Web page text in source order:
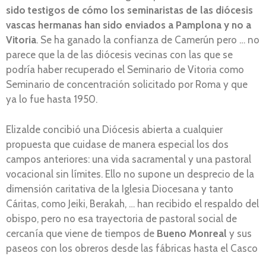
sido testigos de cómo los seminaristas de las diócesis
vascas hermanas han sido enviados a Pamplona y no a
Vitoria. Se ha ganado la confianza de Camerún pero … no
parece que la de las diócesis vecinas con las que se
podría haber recuperado el Seminario de Vitoria como
Seminario de concentración solicitado por Roma y que
ya lo fue hasta 1950.
Elizalde concibió una Diócesis abierta a cualquier
propuesta que cuidase de manera especial los dos
campos anteriores: una vida sacramental y una pastoral
vocacional sin límites. Ello no supone un desprecio de la
dimensión caritativa de la Iglesia Diocesana y tanto
Cáritas, como Jeiki, Berakah, … han recibido el respaldo del
obispo, pero no esa trayectoria de pastoral social de
cercanía que viene de tiempos de Bueno Monreal y sus
paseos con los obreros desde las fábricas hasta el Casco